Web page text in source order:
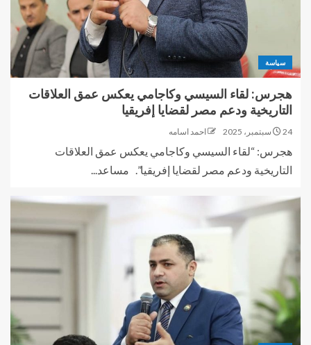
سياسة
هجرس: لقاء السيسي وكاجامي يعكس عمق العلاقات
التاريخية ودعم مصر لقضايا إفريقيا
24 سبتمبر، 2025 احمد اسامه
هجرس: “لقاء السيسي وكاجامي يعكس عمق العلاقات
التاريخية ودعم مصر لقضايا إفريقيا”. مساعد...